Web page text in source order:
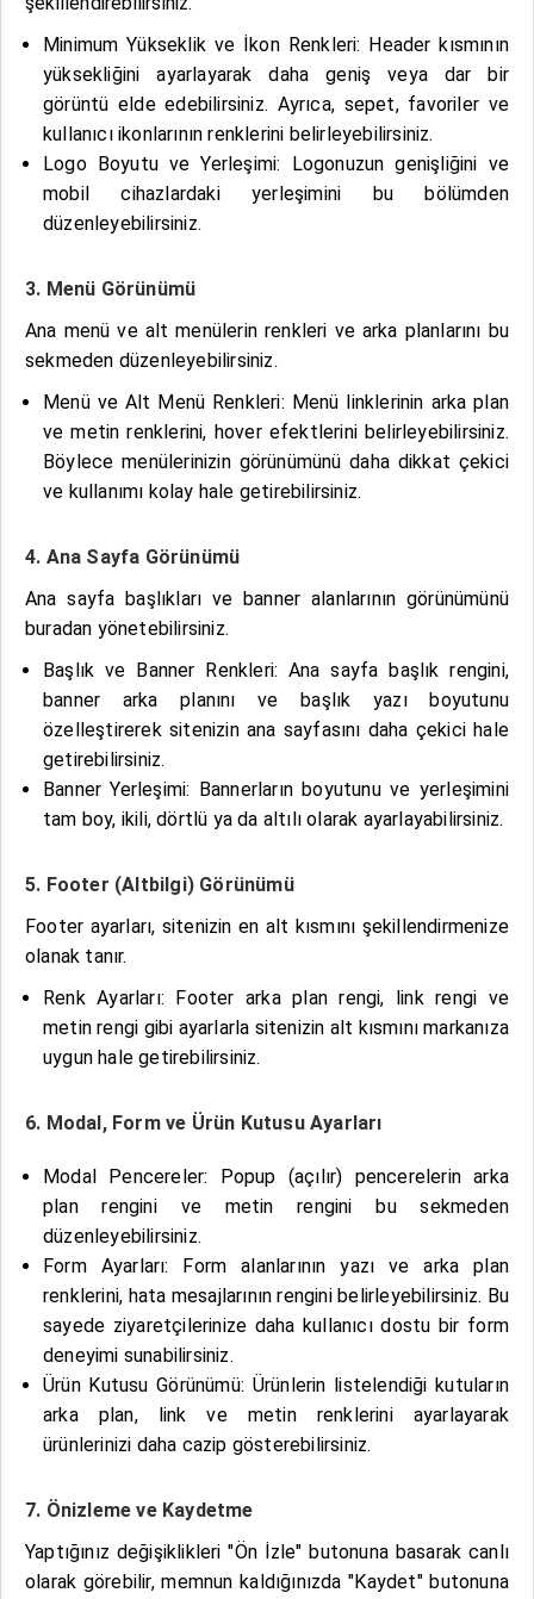
Minimum Yükseklik ve İkon Renkleri: Header kısmının
yüksekliğini ayarlayarak daha geniş veya dar bir
görüntü elde edebilirsiniz. Ayrıca, sepet, favoriler ve
kullanıcı ikonlarının renklerini belirleyebilirsiniz.
Logo Boyutu ve Yerleşimi: Logonuzun genişliğini ve
mobil cihazlardaki yerleşimini bu bölümden
düzenleyebilirsiniz.
3. Menü Görünümü
Ana menü ve alt menülerin renkleri ve arka planlarını bu
sekmeden düzenleyebilirsiniz.
Menü ve Alt Menü Renkleri: Menü linklerinin arka plan
ve metin renklerini, hover efektlerini belirleyebilirsiniz.
Böylece menülerinizin görünümünü daha dikkat çekici
ve kullanımı kolay hale getirebilirsiniz.
4. Ana Sayfa Görünümü
Ana sayfa başlıkları ve banner alanlarının görünümünü
buradan yönetebilirsiniz.
Başlık ve Banner Renkleri: Ana sayfa başlık rengini,
banner arka planını ve başlık yazı boyutunu
özelleştirerek sitenizin ana sayfasını daha çekici hale
getirebilirsiniz.
Banner Yerleşimi: Bannerların boyutunu ve yerleşimini
tam boy, ikili, dörtlü ya da altılı olarak ayarlayabilirsiniz.
5. Footer (Altbilgi) Görünümü
Footer ayarları, sitenizin en alt kısmını şekillendirmenize
olanak tanır.
Renk Ayarları: Footer arka plan rengi, link rengi ve
metin rengi gibi ayarlarla sitenizin alt kısmını markanıza
uygun hale getirebilirsiniz.
6. Modal, Form ve Ürün Kutusu Ayarları
Modal Pencereler: Popup (açılır) pencerelerin arka
plan rengini ve metin rengini bu sekmeden
düzenleyebilirsiniz.
Form Ayarları: Form alanlarının yazı ve arka plan
renklerini, hata mesajlarının rengini belirleyebilirsiniz. Bu
sayede ziyaretçilerinize daha kullanıcı dostu bir form
deneyimi sunabilirsiniz.
Ürün Kutusu Görünümü: Ürünlerin listelendiği kutuların
arka plan, link ve metin renklerini ayarlayarak
ürünlerinizi daha cazip gösterebilirsiniz.
7. Önizleme ve Kaydetme
Yaptığınız değişiklikleri "Ön İzle" butonuna basarak canlı
olarak görebilir, memnun kaldığınızda "Kaydet" butonuna